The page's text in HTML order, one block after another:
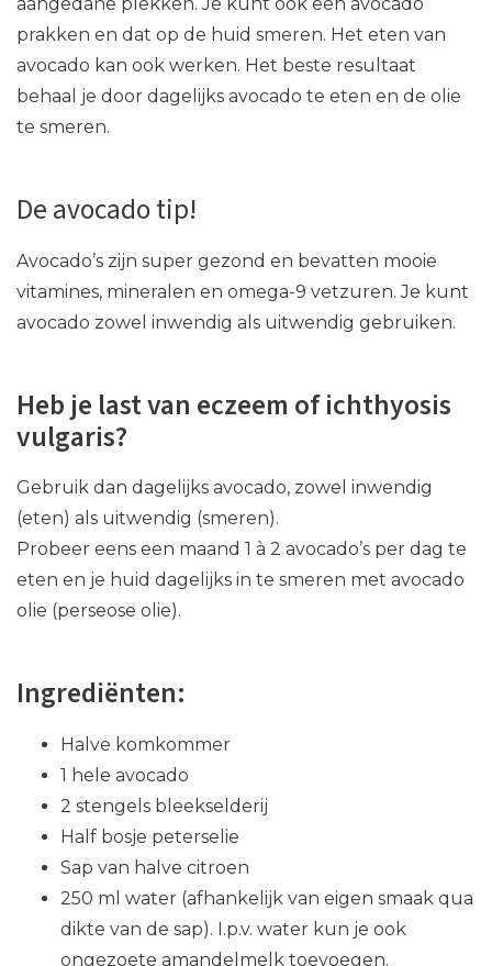
prakken en dat op de huid smeren. Het eten van
avocado kan ook werken. Het beste resultaat
behaal je door dagelijks avocado te eten en de olie
te smeren.
De avocado tip!
Avocado’s zijn super gezond en bevatten mooie
vitamines, mineralen en omega-9 vetzuren. Je kunt
avocado zowel inwendig als uitwendig gebruiken.
Heb je last van eczeem of ichthyosis
vulgaris?
Gebruik dan dagelijks avocado, zowel inwendig
(eten) als uitwendig (smeren).
Probeer eens een maand 1 à 2 avocado’s per dag te
eten en je huid dagelijks in te smeren met avocado
olie (perseose olie).
Ingrediënten:
Halve komkommer
1 hele avocado
2 stengels bleekselderij
Half bosje peterselie
Sap van halve citroen
250 ml water (afhankelijk van eigen smaak qua
dikte van de sap). I.p.v. water kun je ook
ongezoete amandelmelk toevoegen.